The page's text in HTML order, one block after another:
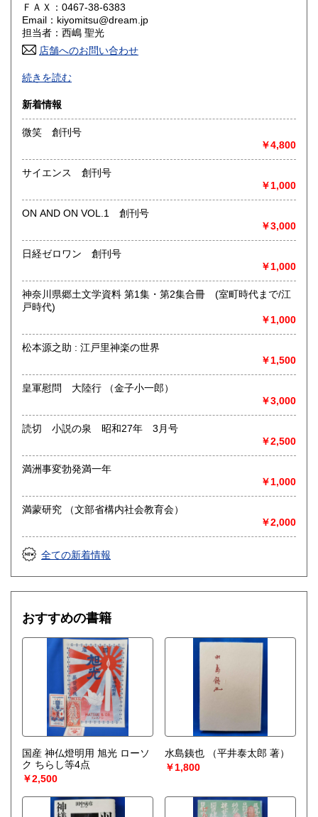
香川県 185円
高知県 185円
佐賀県
熊本県
宮崎県
ＦＡＸ：0467-38-6383
Email：kiyomitsu@dream.jp
担当者：西嶋 聖光
店舗へのお問い合わせ
良書・古書とサブカルチャーの陰と陽。国史・軍事・宗教・
文芸・芸能・美術・工芸・趣味書より、CD・DVD・古書漫
の新旧書籍とおもちゃ混在乱舞のちらし寿司書店。江戸のト
ッピングもあります。
最寄駅：茅ヶ崎駅
営業時間：平日・祝日:9:00～15:00 土日:休日【※7月23日
(木)は臨時休業日とさせて頂きます。 ご不便をお掛けいたし
まして誠に申し訳ございません。】
定休日：土曜日・日曜日
書籍の買取について
取り扱い分野
哲学宗教、歴史、美術工芸、趣味、サブカルチャー
続きを読む
新着情報
微笑 創刊号
￥4,800
サイエンス 創刊号
￥1,000
ON AND ON VOL.1 創刊号
￥3,000
日経ゼロワン 創刊号
￥1,000
神奈川県郷土文学資料 第1集・第2集合冊 (室町時代まで/江
戸時代)
￥1,000
松本源之助 : 江戸里神楽の世界
￥1,500
皇軍慰問 大陸行 （金子小一郎）
￥3,000
読切 小説の泉 昭和27年 3月号
￥2,500
満洲事変勃発満一年
￥1,000
満蒙研究 （文部省構内社会教育会）
￥2,000
全ての新着情報
おすすめの書籍
国産 神仏燈明用 旭光 ローソ
ク ちらし等4点
￥2,500
水島銕也
（平井泰太郎 著）
￥1,800